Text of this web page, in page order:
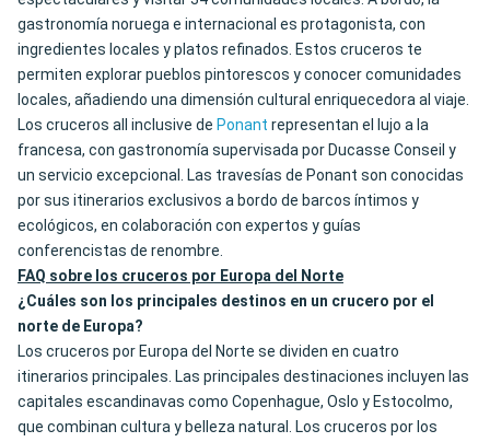
gastronomía noruega e internacional es protagonista, con
ingredientes locales y platos refinados. Estos cruceros te
permiten explorar pueblos pintorescos y conocer comunidades
locales, añadiendo una dimensión cultural enriquecedora al viaje.
Los cruceros all inclusive de Ponant representan el lujo a la
francesa, con gastronomía supervisada por Ducasse Conseil y
un servicio excepcional. Las travesías de Ponant son conocidas
por sus itinerarios exclusivos a bordo de barcos íntimos y
ecológicos, en colaboración con expertos y guías
conferencistas de renombre.
FAQ sobre los cruceros por Europa del Norte
¿Cuáles son los principales destinos en un crucero por el
norte de Europa?
Los cruceros por Europa del Norte se dividen en cuatro
itinerarios principales. Las principales destinaciones incluyen las
capitales escandinavas como Copenhague, Oslo y Estocolmo,
que combinan cultura y belleza natural. Los cruceros por los